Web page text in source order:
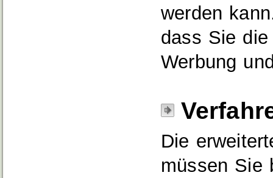
werden
dass Sie
Werbung
Die
müssen Sie